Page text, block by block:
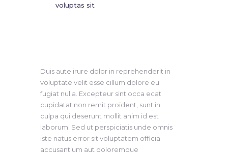
voluptas sit
Duis aute irure dolor in reprehenderit in
voluptate velit esse cillum dolore eu
fugiat nulla. Excepteur sint occa ecat
cupidatat non remit proident, sunt in
culpa qui deserunt mollit anim id est
laborum. Sed ut perspiciatis unde omnis
iste natus error sit voluptatem officia
accusantium aut doloremque